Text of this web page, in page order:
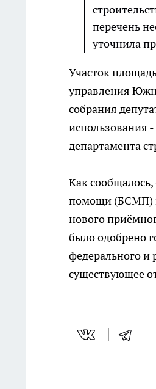
перечень
уточнила
Участок
управления
собрания
использования
департамента
Как
помощи (БСМП)
нового
было одобрено
федерального
существующее